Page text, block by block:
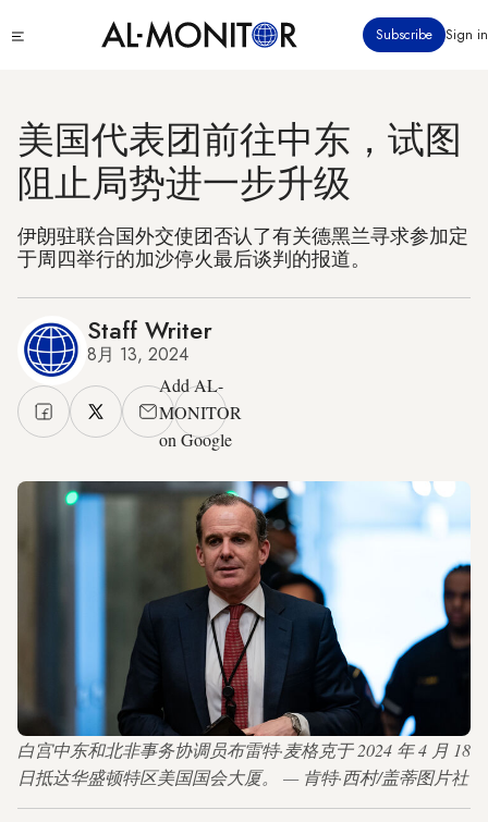
转
Subscribe Sign in
美国代表团前往中东，试图
阻止局势进一步升级
伊朗驻联合国外交使团否认了有关德黑兰寻求参加定
于周四举行的加沙停火最后谈判的报道。
Staff Writer
8月 13, 2024
Add AL-
MONITOR
on Google
白宫中东和北非事务协调员布雷特·麦格克于 2024 年 4 月 18
日抵达华盛顿特区美国国会大厦。 — 肯特·西村/盖蒂图片社